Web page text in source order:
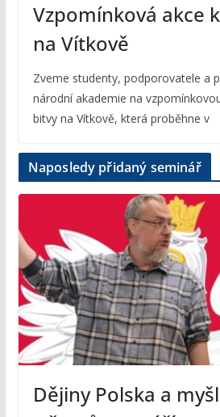
Vzpomínková akce
na Vítkově
Zveme studenty, podporovatele a
národní akademie na
bitvy na Vítkově, která proběhne v
Naposledy přidaný seminář
Dějiny Polska a